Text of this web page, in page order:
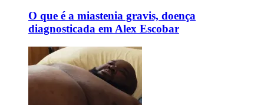
O que é a miastenia gravis, doença
diagnosticada em Alex Escobar